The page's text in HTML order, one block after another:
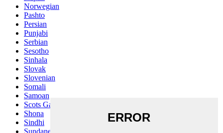
Norwegian
Pashto
Persian
Punjabi
Serbian
Sesotho
Sinhala
Slovak
Slovenian
Somali
Samoan
Scots Gaelic
Shona
Sindhi